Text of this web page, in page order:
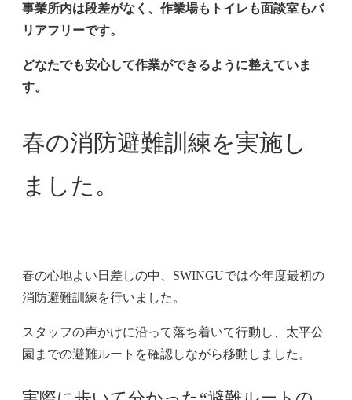
事業所内は段差がなく、作業場もトイレも面談室もバ
リアフリーです。
どなたでも安心して作業ができるように整えていま
す。
春の消防避難訓練を実施し
ました。
春の心地よい日差しの中、SWINGUでは今年度最初の
消防避難訓練を行いました。
スタッフの声かけに沿って落ち着いて行動し、太平公
園までの避難ルートを確認しながら移動しました。